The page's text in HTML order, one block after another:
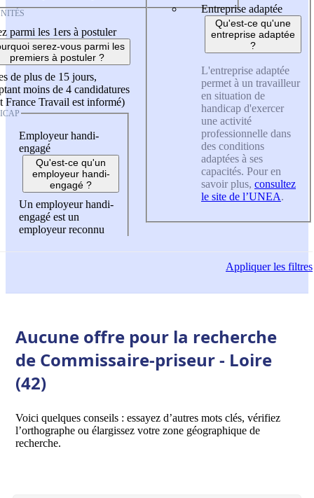
parmi les 1ers à postuler
serez-vous parmi les
premiers à postuler ?
de plus de 15 jours,
moins de 4 candidatures
France Travail est informé)
Employeur handi-
engagé
Qu'est-ce qu'un
employeur handi-
engagé ?
Un employeur handi-
engagé est un
employeur reconnu
Entreprise adaptée
Qu'est-ce qu'une
entreprise adaptée
?
L'entreprise adaptée
permet à un travailleur
en situation de
handicap d'exercer
une activité
professionnelle dans
des conditions
adaptées à ses
capacités. Pour en
savoir plus, consultez
le site de l’UNEA.
Appliquerles filtres
Aucune offre pour la recherche
de Commissaire-priseur - Loire
(42)
Voici quelques conseils : essayez d’autres mots clés, vérifiez
l’orthographe ou élargissez votre zone géographique de
recherche.